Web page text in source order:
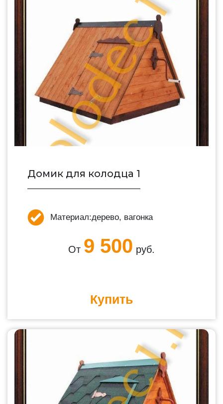
Домик для колодца 1
Материал:дерево, вагонка
От 9 500 руб.
Купить